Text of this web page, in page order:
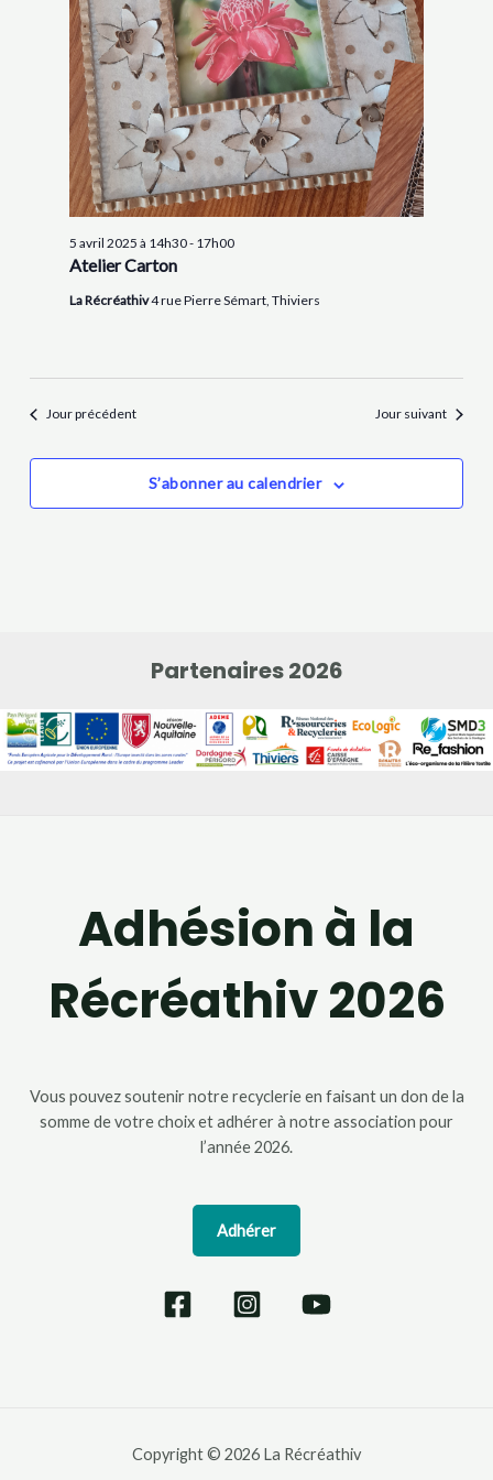
Atelier Carton
5 avril 2025 à 14h30- 17h00
La Récréathiv4 rue Pierre Sémart, Thiviers
Jour précédent Jour suivant
S’abonner au calendrier
Partenaires 2026
Adhésion à la
Récréathiv 2026
Vous pouvez soutenir notre recyclerie en faisant un don de la
somme de votre choix et adhérer à notre association pour
l’année 2026.
Adhérer
Copyright © 2026 La Récréathiv